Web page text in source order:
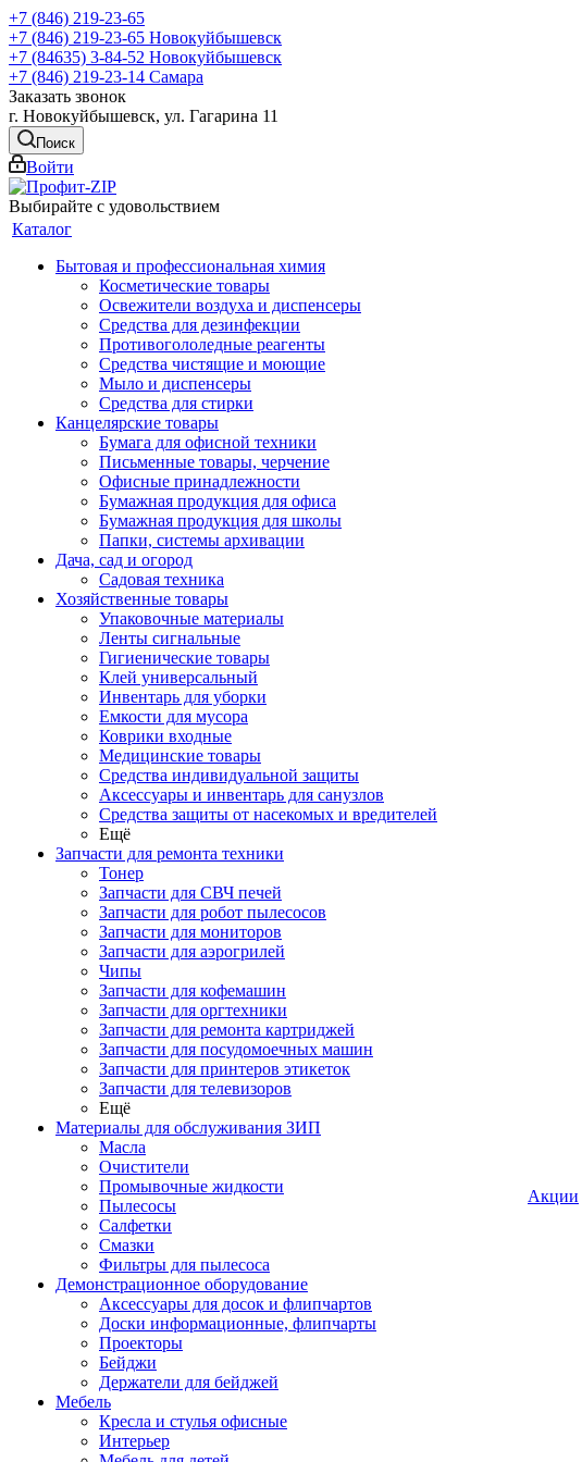
+7 (846) 219-23-65
+7 (846) 219-23-65 Новокуйбышевск
+7 (84635) 3-84-52 Новокуйбышевск
+7 (846) 219-23-14 Самара
Заказать звонок
г. Новокуйбышевск, ул. Гагарина 11
Поиск
Войти
Выбирайте с удовольствием
Каталог
Бытовая и профессиональная химия
Косметические товары
Освежители воздуха и диспенсеры
Средства для дезинфекции
Противогололедные реагенты
Средства чистящие и моющие
Мыло и диспенсеры
Средства для стирки
Канцелярские товары
Бумага для офисной техники
Письменные товары, черчение
Офисные принадлежности
Бумажная продукция для офиса
Бумажная продукция для школы
Папки, системы архивации
Дача, сад и огород
Садовая техника
Хозяйственные товары
Упаковочные материалы
Ленты сигнальные
Гигиенические товары
Клей универсальный
Инвентарь для уборки
Емкости для мусора
Коврики входные
Медицинские товары
Средства индивидуальной защиты
Аксессуары и инвентарь для санузлов
Средства защиты от насекомых и вредителей
Ещё
Запчасти для ремонта техники
Тонер
Запчасти для СВЧ печей
Запчасти для робот пылесосов
Запчасти для мониторов
Запчасти для аэрогрилей
Чипы
Запчасти для кофемашин
Запчасти для оргтехники
Запчасти для ремонта картриджей
Запчасти для посудомоечных машин
Запчасти для принтеров этикеток
Запчасти для телевизоров
Ещё
Материалы для обслуживания ЗИП
Масла
Очистители
Промывочные жидкости
Пылесосы
Салфетки
Смазки
Фильтры для пылесоса
Демонстрационное оборудование
Аксессуары для досок и флипчартов
Доски информационные, флипчарты
Проекторы
Бейджи
Держатели для бейджей
Мебель
Кресла и стулья офисные
Интерьер
Акции